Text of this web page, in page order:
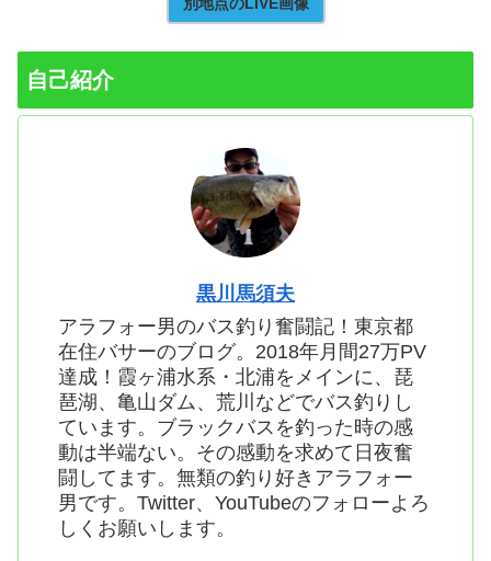
自己紹介
黒川馬須夫
アラフォー男のバス釣り奮闘記！東京都
在住バサーのブログ。2018年月間27万PV
達成！霞ヶ浦水系・北浦をメインに、琵
琶湖、亀山ダム、荒川などでバス釣りし
ています。ブラックバスを釣った時の感
動は半端ない。その感動を求めて日夜奮
闘してます。無類の釣り好きアラフォー
男です。Twitter、YouTubeのフォローよろ
しくお願いします。